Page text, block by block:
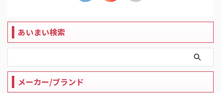
あいまい検索
メーカー/ブランド